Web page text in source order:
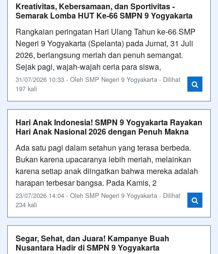
Kreativitas, Kebersamaan, dan Sportivitas -
Semarak Lomba HUT Ke-66 SMPN 9 Yogyakarta
Rangkaian peringatan Hari Ulang Tahun ke-66 SMP
Negeri 9 Yogyakarta (Spelanta) pada Jumat, 31 Juli
2026, berlangsung meriah dan penuh semangat.
Sejak pagi, wajah-wajah ceria para siswa,
31/07/2026 10:33 - Oleh SMP Negeri 9 Yogyakarta - Dilihat
197 kali
Hari Anak Indonesia! SMPN 9 Yogyakarta Rayakan
Hari Anak Nasional 2026 dengan Penuh Makna
Ada satu pagi dalam setahun yang terasa berbeda.
Bukan karena upacaranya lebih meriah, melainkan
karena setiap anak diingatkan bahwa mereka adalah
harapan terbesar bangsa. Pada Kamis, 2
23/07/2026 14:04 - Oleh SMP Negeri 9 Yogyakarta - Dilihat
234 kali
Segar, Sehat, dan Juara! Kampanye Buah
Nusantara Hadir di SMPN 9 Yogyakarta